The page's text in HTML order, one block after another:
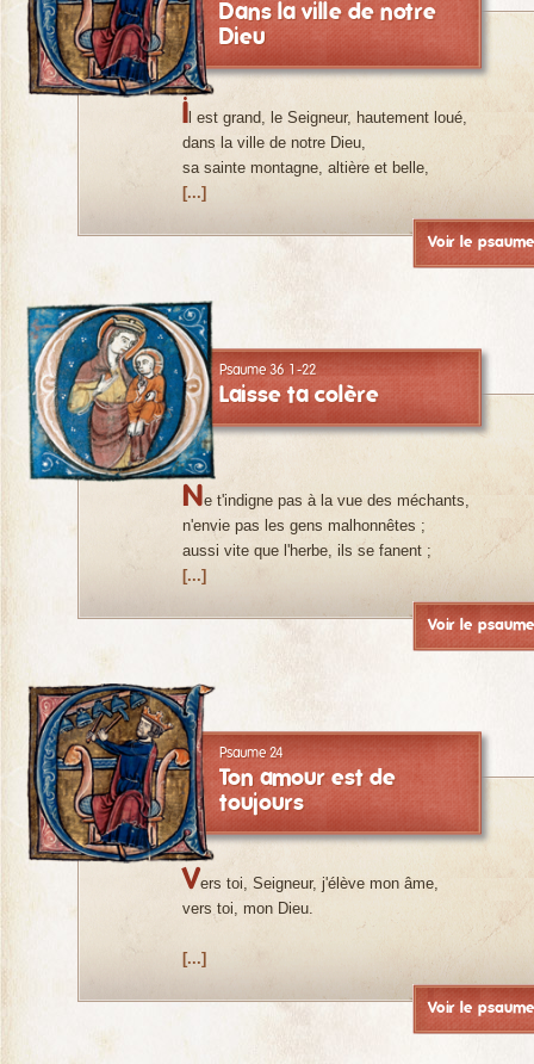
Dans la ville de notre
Dieu
l est grand, le Seigneur, hautement loué,
dans la ville de notre Dieu,
sa sainte montagne, altière et belle,
[...]
Voir le psaume
Psaume 36 1-22
Laisse ta colère
Ne t'indigne pas à la vue des méchants,
n'envie pas les gens malhonnêtes ;
aussi vite que l'herbe, ils se fanent ;
[...]
Voir le psaume
Psaume 24
Ton amour est de
toujours
Vers toi, Seigneur, j'élève mon âme,
vers toi, mon Dieu.
[...]
Voir le psaume